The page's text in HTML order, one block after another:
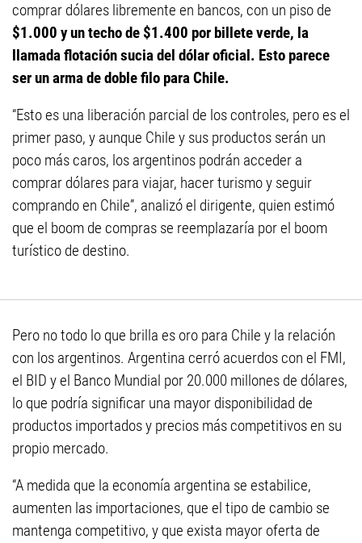
comprar dólares libremente en bancos, con un piso de
$1.000 y un techo de $1.400 por billete verde, la
llamada flotación sucia del dólar oficial. Esto parece
ser un arma de doble filo para Chile.
“Esto es una liberación parcial de los controles, pero es el
primer paso, y aunque Chile y sus productos serán un
poco más caros, los argentinos podrán acceder a
comprar dólares para viajar, hacer turismo y seguir
comprando en Chile”, analizó el dirigente, quien estimó
que el boom de compras se reemplazaría por el boom
turístico de destino.
Pero no todo lo que brilla es oro para Chile y la relación
con los argentinos. Argentina cerró acuerdos con el FMI,
el BID y el Banco Mundial por 20.000 millones de dólares,
lo que podría significar una mayor disponibilidad de
productos importados y precios más competitivos en su
propio mercado.
“A medida que la economía argentina se estabilice,
aumenten las importaciones, que el tipo de cambio se
mantenga competitivo, y que exista mayor oferta de